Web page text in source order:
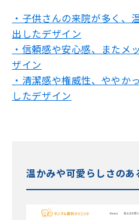
・子供さんの来院が多く、
出したデザイン
・信頼感や安心感、またメ
ザイン
・清潔感や権威性、ややか
したデザイン
温かみや可愛らしさのあ